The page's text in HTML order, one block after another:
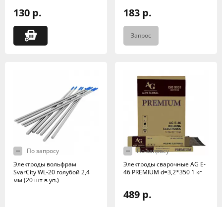
130 р. 183 р.
Запрос
По запросу
Электроды вольфрам
SvarCity WL-20 голубой 2,4
мм (20 шт в уп.)
По запросу
Электроды сварочные AG E-
46 PREMIUM d=3,2*350 1 кг
489 р.